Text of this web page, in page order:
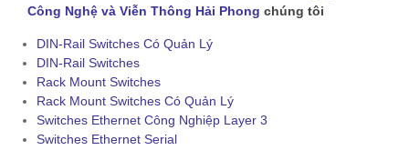
Công Nghệ và Viễn Thông Hải Phong chúng tôi
DIN-Rail Switches Có Quản Lý
DIN-Rail Switches
Rack Mount Switches
Rack Mount Switches Có Quản Lý
Switches Ethernet Công Nghiệp Layer 3
Switches Ethernet Serial